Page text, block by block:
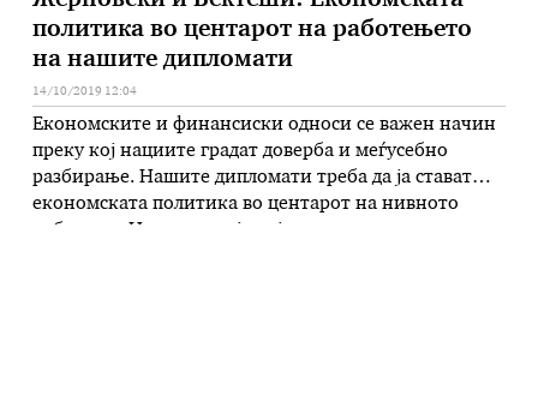
политика во центарот на работењето
на нашите дипломати
14/10/2019 12:04
Економските и финансиски односи се важен начин
преку кој нациите градат доверба и меѓусебно
разбирање. Нашите дипломати треба да ја стават
економската политика во центарот на нивното